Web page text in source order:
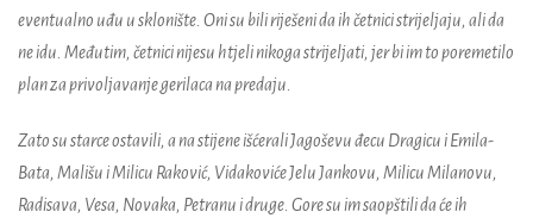
eventualno uđu u sklonište. Oni su bili riješeni da ih četnici strijeljaju, ali da
ne idu. Međutim, četnici nijesu htjeli nikoga strijeljati, jer bi im to poremetilo
plan za privoljavanje gerilaca na predaju.
Zato su starce ostavili, a na stijene išćerali Jagoševu đecu Dragicu i Emila-
Bata, Mališu i Milicu Raković, Vidakoviće Jelu Jankovu, Milicu Milanovu,
Radisava, Vesa, Novaka, Petranu i druge. Gore su im saopštili da će ih